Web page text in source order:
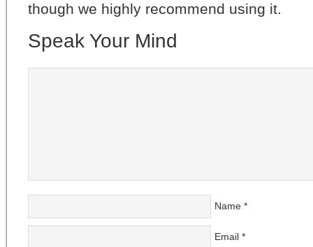
though we highly recommend using it.
Speak Your Mind
Name *
Email *